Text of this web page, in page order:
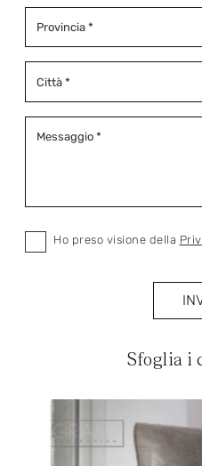
Sfoglia i
Ho preso visione della